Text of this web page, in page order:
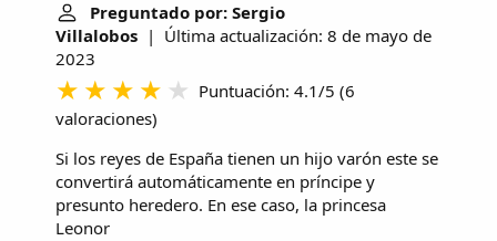
Preguntado por: Sergio
Villalobos | Última actualización: 8 de mayo de
2023
Puntuación: 4.1/5 (6
valoraciones)
Si los reyes de España tienen un hijo varón este se
convertirá automáticamente en príncipe y
presunto heredero. En ese caso, la princesa
Leonor